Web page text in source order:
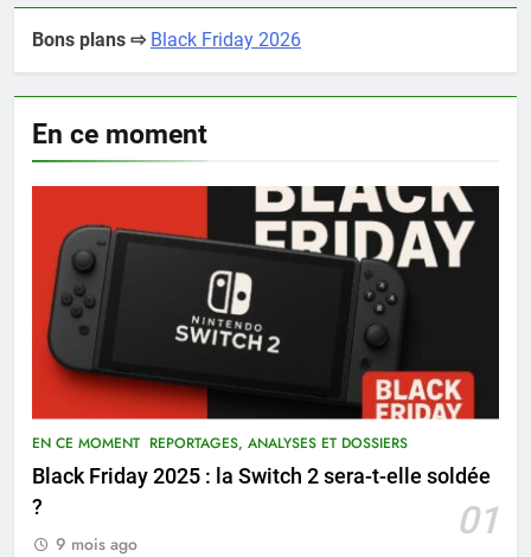
Bons plans ⇨ Black Friday 2026
En ce moment
EN CE MOMENT REPORTAGES, ANALYSES ET DOSSIERS
Black Friday 2025 : la Switch 2 sera-t-elle soldée
?
01
9 mois ago